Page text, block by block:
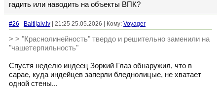
гадить или наводить на объекты ВПК?
#26 Baltijalv.lv | 21:25 25.05.2026 | Кому: Voyager
> > "Краснолинейность" твердо и решительно заменили на
"чашетерпильность"
Спустя неделю индеец Зоркий Глаз обнаружил, что в
сарае, куда индейцев заперли бледнолицые, не хватает
одной стены...